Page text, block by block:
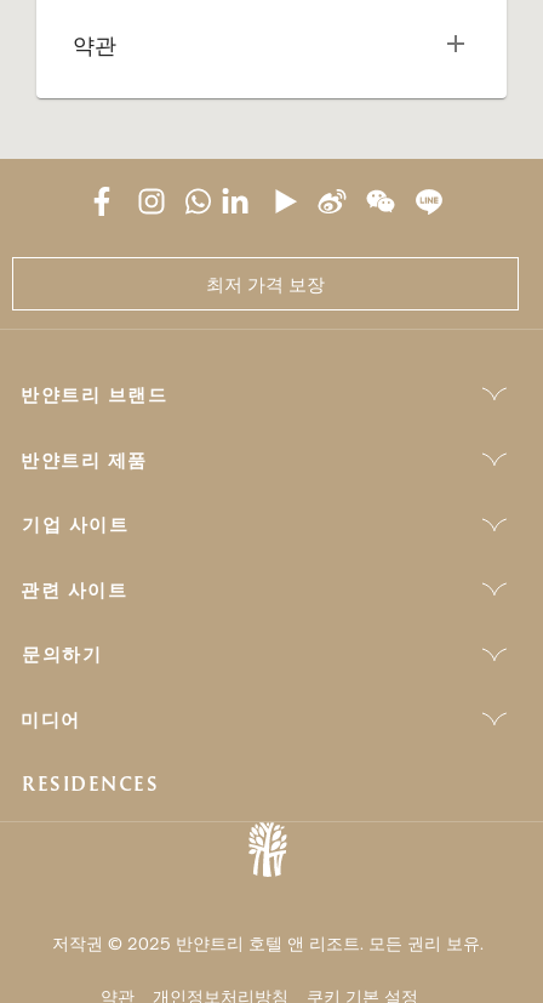
약관
최저 가격 보장
반얀트리 브랜드
반얀트리 제품
기업 사이트
관련 사이트
문의하기
미디어
RESIDENCES
저작권 © 2025 반얀트리 호텔 앤 리조트. 모든 권리 보유.
약관 개인정보처리방침 쿠키 기본 설정